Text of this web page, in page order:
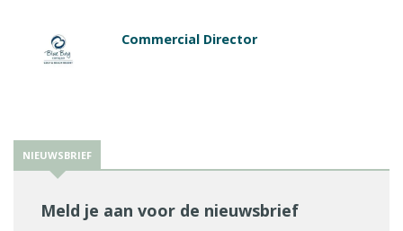
Commercial Director
NIEUWSBRIEF
Meld je aan voor de nieuwsbrief